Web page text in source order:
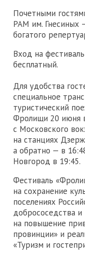
Почетными
РАМ им. Гнесиных
богатого
Вход на
бесплатный.
Для удобства
специальное
туристический
Фролищи 20 июня
с Московского
на станциях
а обратно — в
Новгород в 19:45.
Фестиваль
на сохранение
поселениях
добрососедства и
на повышение
провинции» и
«Туризм и